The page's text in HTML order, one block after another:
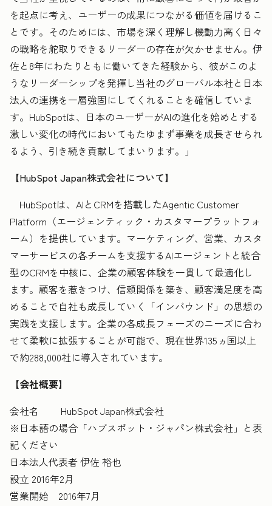
を起点に考え、ユーザーの成果につながる価値を届けるこ
とです。そのためには、市場を深く理解し機動力高く日々
の戦略を舵取りできるリーダーの存在が欠かせません。伊
佐と8年にわたりともに働いてきた経験から、彼がこのよ
うなリーダーシップを発揮し当社のグローバル本社と日本
法人の連携を一層強固にしてくれることを確信していま
す。HubSpotは、日本のユーザーがAIの進化を始めとする
激しい変化の時代においてもたゆまず事業を成長させられ
るよう、引き続き貢献してまいります。」
【HubSpot Japan株式会社について】
HubSpotは、AIとCRMを搭載したAgentic Customer
Platform（エージェンティック・カスタマープラットフォ
ーム）を提供しています。マーケティング、営業、カスタ
マーサービスの各チームを支援するAIエージェントと統合
型のCRMを中核に、企業の顧客体験を一貫して最適化し
ます。顧客を惹きつけ、信頼関係を築き、顧客満足度を高
めることで自社も成長していく「インバウンド」の思想の
実践を支援します。企業の各成長フェーズのニーズに合わ
せて柔軟に拡張することが可能で、現在世界135ヵ国以上
で約288,000社に導入されています。
【会社概要】
会社名 HubSpot Japan株式会社
※日本語の場合「ハブスポット・ジャパン株式会社」と表
記ください
日本法人代表者 伊佐 裕也
設立 2016年2月
営業開始 2016年7月